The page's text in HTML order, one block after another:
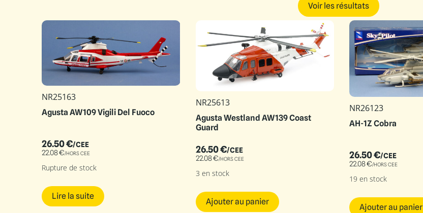
Voir les résultats
NR25163
Agusta AW109 Vigili Del Fuoco
26.50€/CEE
22.08€/HORS CEE
Rupture de stock
Lire la suite
NR25613
Agusta Westland AW139 Coast
Guard
26.50€/CEE
22.08€/HORS CEE
3 en stock
Ajouter au panier
NR26123
AH-1Z Cobra
26.50€/CEE
22.08€/HORS CEE
19 en stock
Ajouter au panier